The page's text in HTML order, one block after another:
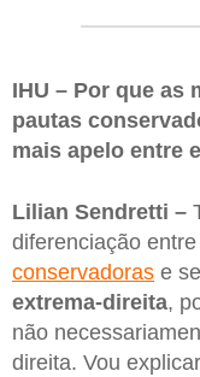
IHU – Por que as
pautas
mais apelo entre
Lilian Sendretti –
diferenciação
conservadoras e
extrema-direita,
não
direita. Vou